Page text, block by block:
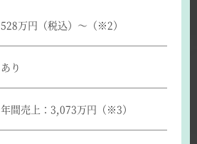
528万円（税込）～（※2）
あり
年間売上：3,073万円（※3）